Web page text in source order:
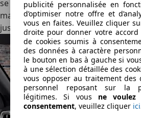
se dote d’un accu de 67,1 kWh
maximale à 482 km (WLTP). La
jusqu’à 174 kW, soit 17 minutes pour
publicité personnalisée en
d’optimiser notre offre et
vous en faites. Veuillez cliquer
droite pour donner votre
de cookies soumis à
des données à caractère
le bouton en bas à gauche si
à une sélection détaillée des
vous opposer au traitement des
personnel reposant sur la
légitimes. Si vous ne
consentement, veuillez cliquer ici